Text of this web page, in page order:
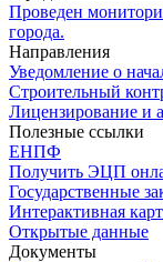
Проведен
города.
Направления
Уведомление о
Строительный
Лицензирование и
Полезные ссылки
ЕНПФ
Получить ЭЦП
Государственные
Интерактивная
Открытые данные
Документы